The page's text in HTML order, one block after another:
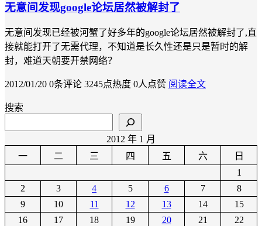
无意间发现google论坛居然被解封了
无意间发现已经被河蟹了好多年的google论坛居然被解封了,直
接就能打开了无需代理，不知道是长久性还是只是暂时的解
封，难道天朝要开禁网络？
2012/01/20 0条评论 3245点热度 0人点赞 阅读全文
搜索
2012 年 1 月
一
二 三 四 五 六
日
1
2
3 4 5 6 7
8
9
10 11 12 13 14
15
16
17 18 19 20 21
22